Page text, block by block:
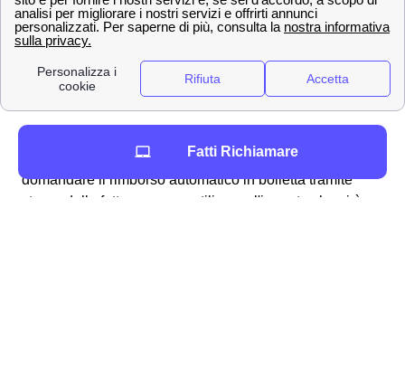
fatturazioni errate
addebito ogni 28 giorni
problemi con la business SIM windtre a
Fontanella
richiesta del credito residuo
a Fontanella vi sono molteplici modalità: si può
domandare il rimborso automatico in bolletta tramite
storno della fattura oppure utilizzare l'importo che vi è
Fatti Richiamare